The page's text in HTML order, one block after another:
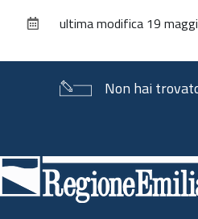
documentoultima modifica 19
Non hai
di
pagina